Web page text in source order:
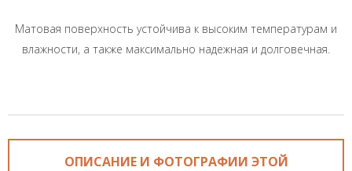
Матовая поверхность устойчива к высоким температурам и
влажности, а также максимально надежная и долговечная.
ОПИСАНИЕ И ФОТОГРАФИИ ЭТОЙ